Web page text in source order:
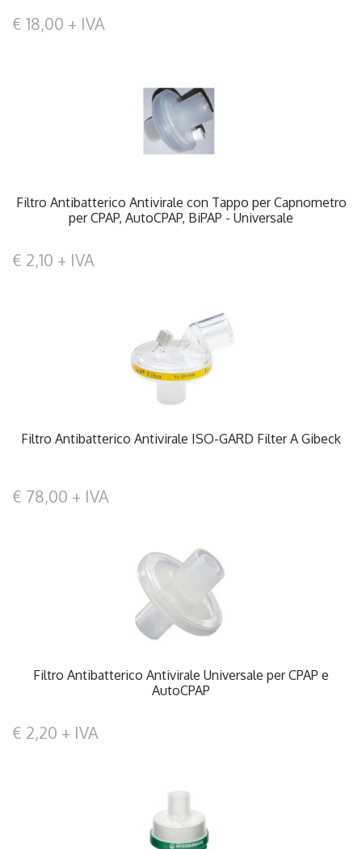
€ 18,00 + IVA
Filtro Antibatterico Antivirale con Tappo per Capnometro
per CPAP, AutoCPAP, BiPAP - Universale
€ 2,10 + IVA
Filtro Antibatterico Antivirale ISO-GARD Filter A Gibeck
€ 78,00 + IVA
Filtro Antibatterico Antivirale Universale per CPAP e
AutoCPAP
€ 2,20 + IVA